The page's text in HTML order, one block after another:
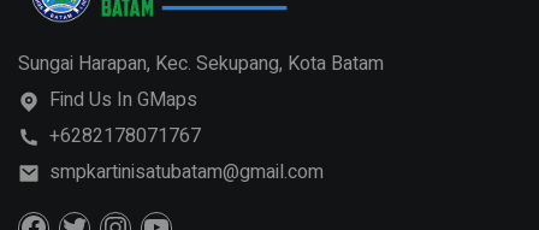
Sungai Harapan, Kec. Sekupang, Kota Batam
Find Us In GMaps
+6282178071767
smpkartinisatubatam@gmail.com